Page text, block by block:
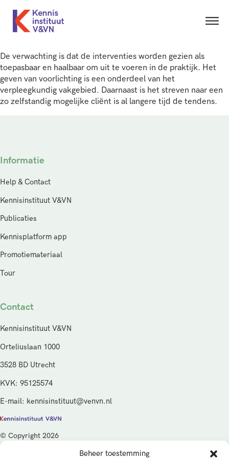
Beheer toestemming
De verwachting is dat de interventies worden gezien als
toepasbaar en haalbaar om uit te voeren in de praktijk. Het
geven van voorlichting is een onderdeel van het
verpleegkundig vakgebied. Daarnaast is het streven naar een
zo zelfstandig mogelijke cliënt is al langere tijd de tendens.
Informatie
Help & Contact
Kennisinstituut V&VN
Publicaties
Kennisplatform app
Promotiemateriaal
Tour
Contact
Kennisinstituut V&VN
Orteliuslaan 1000
3528 BD Utrecht
KVK: 95125574
E-mail: kennisinstituut@venvn.nl
© Copyright 2026